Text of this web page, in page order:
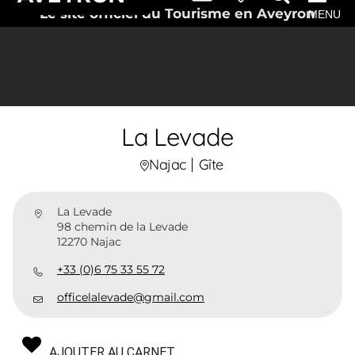
Le site officiel du Tourisme en AveyronMENU
La Levade
Najac Gîte
La Levade
98 chemin de la Levade
12270 Najac
+33 (0)6 75 33 55 72
officelalevade@gmail.com